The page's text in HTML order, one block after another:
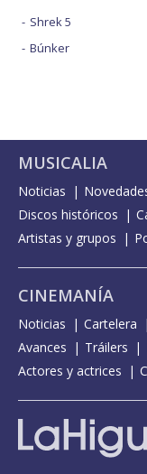
Shrek 5
Búnker
MUSICALIA
Noticias
Discos históricos
Artistas y grupos
CINEMANÍA
Noticias Cartelera
Avances
Tráilers
Actores y actrices